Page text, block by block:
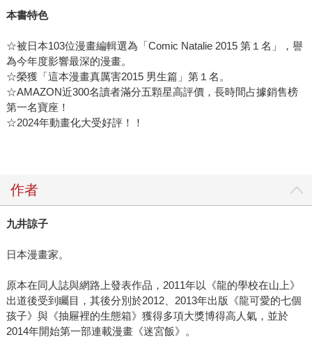
本書特色
☆被日本103位漫畫編輯選為「Comic Natalie 2015 第１名」，譽
為今年度影響最深的漫畫。
☆榮獲「這本漫畫真厲害2015 男生篇」第１名。
☆AMAZON近300名讀者滿分五顆星高評價，長時間占據銷售榜
第一名寶座！
☆2024年動畫化大受好評！！
作者
九井諒子
日本漫畫家。
原本在同人誌與網路上發表作品，2011年以《龍的學校在山上》
出道後受到矚目，其後分別於2012、2013年出版《龍可愛的七個
孩子》與《抽屜裡的生態箱》獲得多項大獎博得高人氣，並於
2014年開始第一部連載漫畫《迷宮飯》。